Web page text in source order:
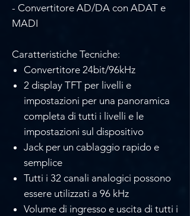
- Convertitore AD/DA con ADAT e
MADI
Caratteristiche Tecniche:
Convertitore 24bit/96kHz
2 display TFT per livelli e
impostazioni per una panoramica
completa di tutti i livelli e le
impostazioni sul dispositivo
Jack per un cablaggio rapido e
semplice
Tutti i 32 canali analogici possono
essere utilizzati a 96 kHz
Volume di ingresso e uscita di tutti i